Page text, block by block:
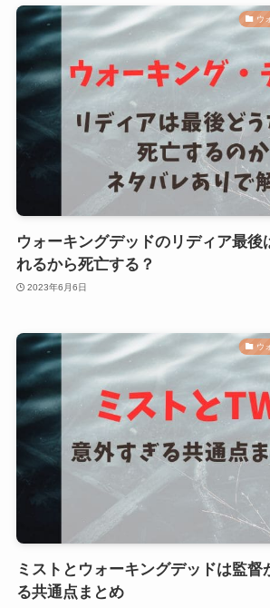
ウ
ウォーキングデッドのリディア最後
れるから死亡する？
2023年6月6日
ウ
ミストとウォーキングデッドは監督
る共通点まとめ